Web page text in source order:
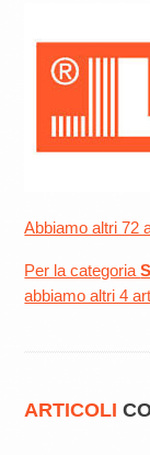
Abbiamo altri 72
Per la categoria
abbiamo altri 4
ARTICOLI